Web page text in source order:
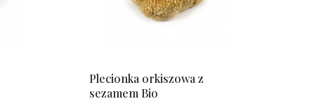
Plecionka orkiszowa z
sezamem Bio